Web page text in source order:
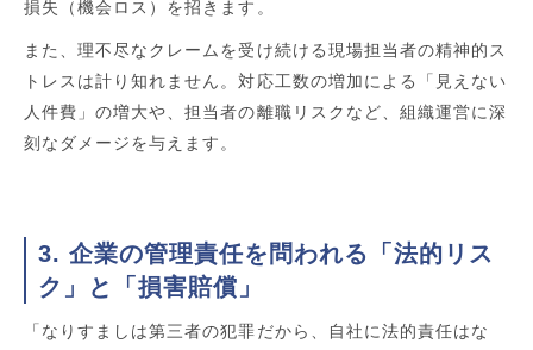
損失（機会ロス）を招きます。
また、理不尽なクレームを受け続ける現場担当者の精神的ス
トレスは計り知れません。対応工数の増加による「見えない
人件費」の増大や、担当者の離職リスクなど、組織運営に深
刻なダメージを与えます。
3. 企業の管理責任を問われる「法的リス
ク」と「損害賠償」
「なりすましは第三者の犯罪だから、自社に法的責任はな